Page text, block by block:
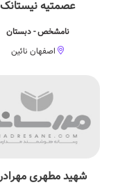
عصمتیه نیستانک
نامشخص - دبستان
اصفهان نائین
شهید مطهری